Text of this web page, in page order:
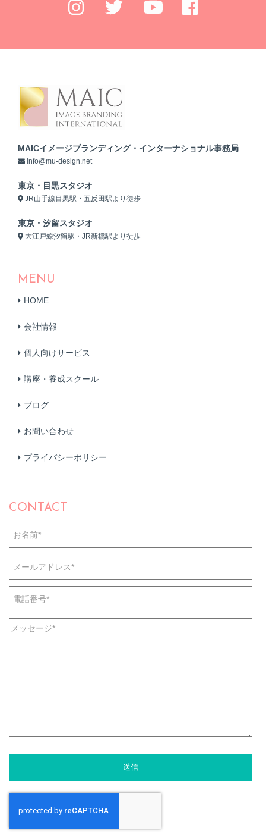
MAICイメージブランディング・インターナショナル事務局
info@mu-design.net
東京・目黒スタジオ
JR山手線目黒駅・五反田駅より徒歩
東京・汐留スタジオ
大江戸線汐留駅・JR新橋駅より徒歩
MENU
HOME
会社情報
個人向けサービス
講座・養成スクール
ブログ
お問い合わせ
プライバシーポリシー
CONTACT